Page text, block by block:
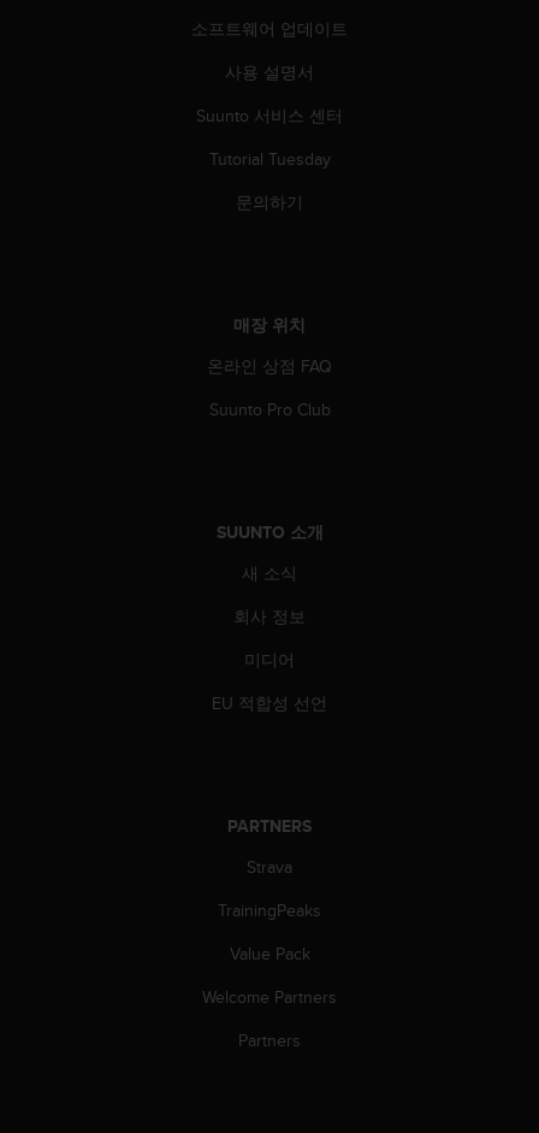
소프트웨어 업데이트
사용 설명서
Suunto 서비스 센터
Tutorial Tuesday
문의하기
매장 위치
온라인 상점 FAQ
Suunto Pro Club
SUUNTO 소개
새 소식
회사 정보
미디어
EU 적합성 선언
PARTNERS
Strava
TrainingPeaks
Value Pack
Welcome Partners
Partners